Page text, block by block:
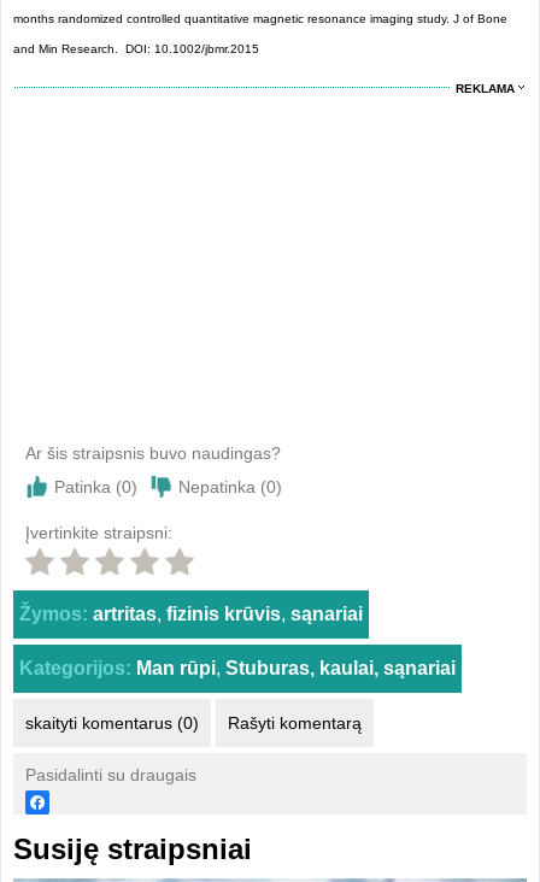
months randomized controlled quantitative magnetic resonance imaging study. J of Bone
and Min Research. DOI: 10.1002/jbmr.2015
REKLAMA
Ar šis straipsnis buvo naudingas?
Patinka (0) Nepatinka (0)
Įvertinkite straipsni:
Žymos: artritas, fizinis krūvis, sąnariai
Kategorijos: Man rūpi, Stuburas, kaulai, sąnariai
skaityti komentarus (0) Rašyti komentarą
Pasidalinti su draugais
Susiję straipsniai